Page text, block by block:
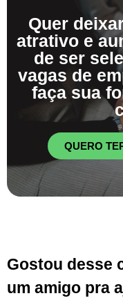
Quer
atrativo e
de ser
vagas de
faça sua
QUERO
Gostou desse
um amigo pra